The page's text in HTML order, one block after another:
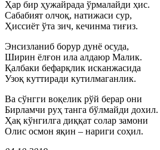
Ҳар бир ҳужайрада ўрмалайди ҳис.
Сабабият олчоқ, натижаси сур,
Ҳиссиёт ўта зич, кечинма тиғиз.
Энсизланиб борур дунё осуда,
Ширин ёлғон ила алдаюр Малик.
Қалбаки бефарқлик исканжасида
Узоқ куттиради кутилмаганлик.
Ва сўнгги воқелик рўй берар они
Бирламчи руҳ танга бўлмайди дохил.
Ҳақ кўнгилга диққат солар замони
Олис осмон яқин – нариги соҳил.